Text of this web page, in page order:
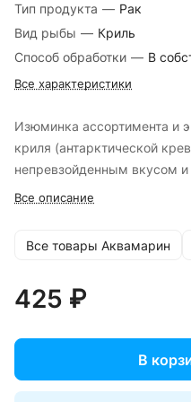
Тип продукта — Рак
Вид рыбы — Криль
Способ обработки — В
Все характеристики
Изюминка ассортимента и
криля (антарктической
непревзойденным вкусом
Все описание
Все товары Аквамарин
425 ₽
В